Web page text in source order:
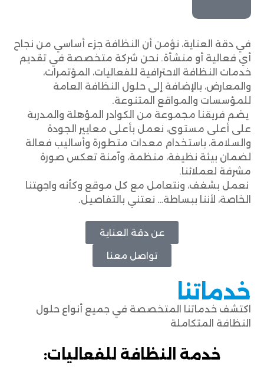
في دقة العناية، نؤمن أن النظافة جزء أساسي من نجاح
أي فعالية أو منشأة. نحن شركة متخصصة في تقديم
خدمات النظافة الاحترافية للفعاليات، المؤتمرات،
والمعارض، بالإضافة إلى حلول النظافة العامة
للمؤسسات والمواقع المتنوعة.
يضم فريقنا مجموعة من الكوادر المؤهلة والمدربة
على أعلى مستوى، نعمل بأعلى معايير الجودة
والسلامة، باستخدام معدات متطورة وأساليب فعالة
لضمان بيئة نظيفة، منظمة، وآمنة تعكس صورة
مشرفة لعملائنا.
نعمل بشغف، ونتعامل مع كل موقع وكأنه واجهتنا
الخاصة، لأننا ببساطة… نعتني بالتفاصيل.
عن دقة العناية
تواصل معنا
خدماتنا
اكتشف خدماتنا المتخصصة في جميع أنواع حلول
النظافة المتكاملة
خدمة النظافة للفعاليات: